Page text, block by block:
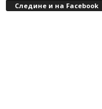
Следине и на Facebook